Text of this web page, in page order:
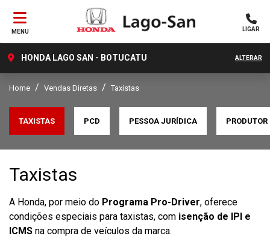
MENU LIGAR
HONDA LAGO SAN - BOTUCATU ALTERAR
Home Vendas Diretas Taxistas
PCD PESSOA JURÍDICA PRODUTOR
TAXISTAS
Taxistas
A Honda, por meio do Programa Pro-Driver, oferece
condições especiais para taxistas, com isenção de IPI e
ICMS na compra de veículos da marca.